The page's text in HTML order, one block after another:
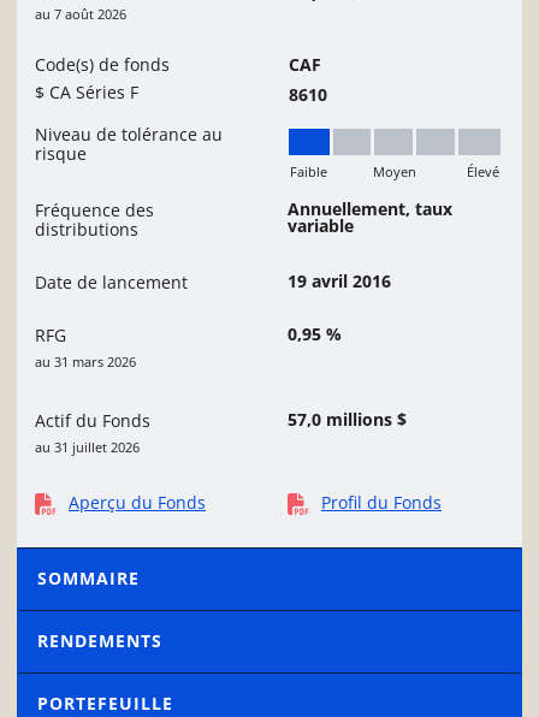
au 7 août 2026
Code(s) de fonds
$ CA Séries F
CAF
8610
Niveau de tolérance au
risque
Faible
Faible Moyen Élevé
Fréquence des
distributions
Annuellement, taux
variable
Date de lancement 19 avril 2016
RFG
au 31 mars 2026
0,95 %
Actif du Fonds
au 31 juillet 2026
57,0 millions $
Aperçu du Fonds Profil du Fonds
SOMMAIRE
RENDEMENTS
PORTEFEUILLE